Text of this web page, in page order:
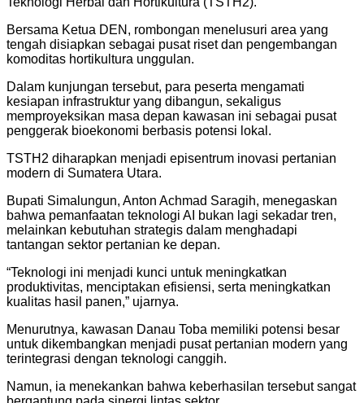
Bersama Ketua DEN, rombongan menelusuri area yang
tengah disiapkan sebagai pusat riset dan pengembangan
komoditas hortikultura unggulan.
Dalam kunjungan tersebut, para peserta mengamati
kesiapan infrastruktur yang dibangun, sekaligus
memproyeksikan masa depan kawasan ini sebagai pusat
penggerak bioekonomi berbasis potensi lokal.
TSTH2 diharapkan menjadi episentrum inovasi pertanian
modern di Sumatera Utara.
Bupati Simalungun, Anton Achmad Saragih, menegaskan
bahwa pemanfaatan teknologi AI bukan lagi sekadar tren,
melainkan kebutuhan strategis dalam menghadapi
tantangan sektor pertanian ke depan.
“Teknologi ini menjadi kunci untuk meningkatkan
produktivitas, menciptakan efisiensi, serta meningkatkan
kualitas hasil panen,” ujarnya.
Menurutnya, kawasan Danau Toba memiliki potensi besar
untuk dikembangkan menjadi pusat pertanian modern yang
terintegrasi dengan teknologi canggih.
Namun, ia menekankan bahwa keberhasilan tersebut sangat